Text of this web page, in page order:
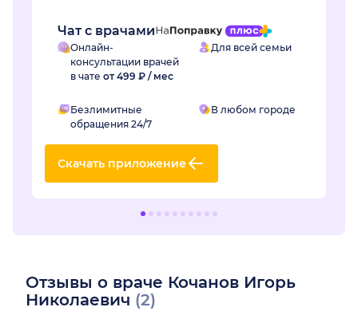
Чат с врачами
Онлайн-
консультации врачей
в чате от 499 ₽ / мес
Для всей семьи
Безлимитные
обращения 24/7
В любом городе
Скачать приложение
Отзывы о враче Кочанов Игорь
Николаевич (2)